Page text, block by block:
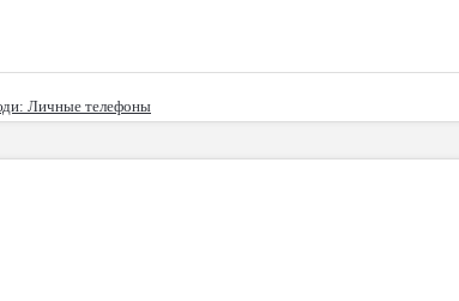
: Личные телефоны